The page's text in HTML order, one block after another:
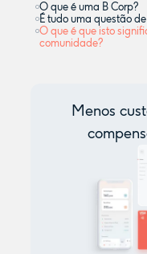
O que é uma B Corp?
É tudo uma questão
O que é que isto
comunidade?
Menos